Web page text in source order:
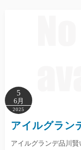
5
6月
2025
アイルグラン
アイルグランデ品川